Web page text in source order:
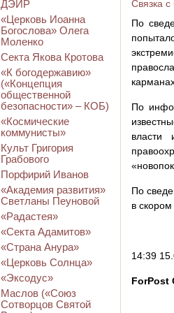
ДЭИР
«Церковь Иоанна
Богослова» Олега
Моленко
Секта Якова Кротова
«К богодержавию»
(«Концепция
общественной
безопасности» – КОБ)
«Космические
коммунисты»
Культ Григория
Грабового
Порфирий Иванов
«Академия развития»
Светланы Пеуновой
«Радастея»
«Секта Адамитов»
«Страна Анура»
«Церковь Солнца»
«Эксодус»
Маслов («Союз
Сотворцов Святой
Связка
По
По
власти
По
в
14:39
ForPost